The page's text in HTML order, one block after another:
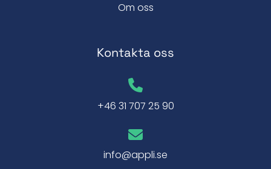
Om oss
Kontakta oss
+46 31 707 25 90
info@appli.se